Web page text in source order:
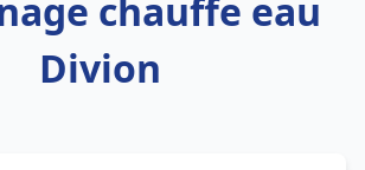
chauffe eau
Divion